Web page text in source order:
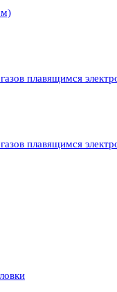
плавящимся
плавящимся